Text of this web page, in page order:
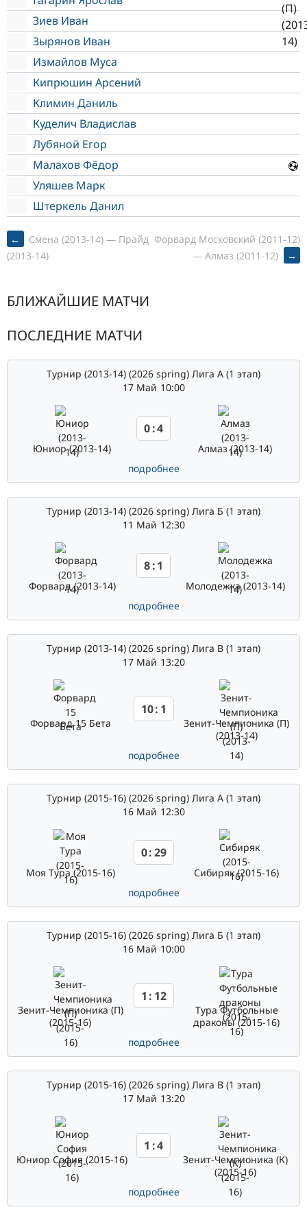
Зиев Иван
Зырянов Иван
Измайлов Муса
Кипрюшин Арсений
Климин Даниль
Куделич Владислав
Лубяной Егор
Малахов Фёдор
Уляшев Марк
Штеркель Данил
POST
NAVIGATION
←
Смена (2013-14) — Прайд
(2013-14)
Форвард Московский (2011-12)
— Алмаз (2011-12)
→
БЛИЖАЙШИЕ МАТЧИ
ПОСЛЕДНИЕ МАТЧИ
Турнир (2013-14) (2026 spring) Лига А (1 этап)
17 Май 10:00
Юниор (2013-14)
0:4
Алмаз (2013-14)
подробнее
Турнир (2013-14) (2026 spring) Лига Б (1 этап)
11 Май 12:30
Форвард (2013-14)
8:1
Молодежка (2013-14)
подробнее
Турнир (2013-14) (2026 spring) Лига В (1 этап)
17 Май 13:20
Форвард 15 Бета
10: 1
Зенит-Чемпионика (П)
(2013-14)
подробнее
Турнир (2015-16) (2026 spring) Лига А (1 этап)
16 Май 12:30
Моя Тура (2015-16)
0:29
Сибиряк (2015-16)
подробнее
Турнир (2015-16) (2026 spring) Лига Б (1 этап)
16 Май 10:00
Зенит-Чемпионика (П)
(2015-16)
1 : 12
Тура Футбольные
драконы (2015-16)
подробнее
Турнир (2015-16) (2026 spring) Лига В (1 этап)
17 Май 13:20
Юниор София (2015-16)
1 :4
Зенит-Чемпионика (К)
(2015-16)
подробнее